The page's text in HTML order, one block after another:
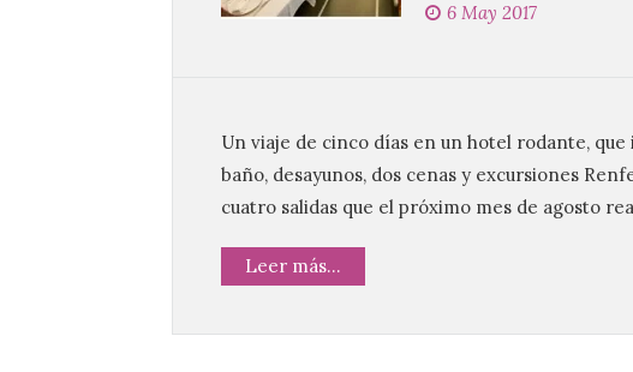
6 May 2017
Un viaje de cinco días en un hotel rodante,
baño, desayunos, dos cenas y excursiones
cuatro salidas que el próximo mes de agosto
Leer más...